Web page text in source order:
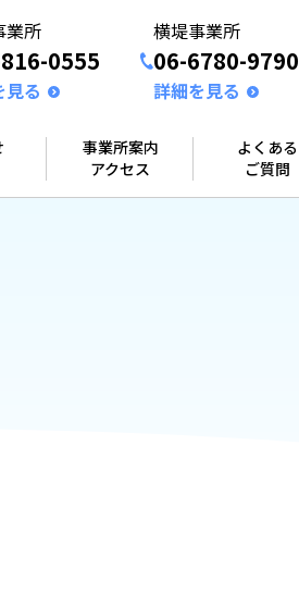
業所
0555
見る
横堤事業所
06-6780-9790
詳細を見る
事業所案内
アクセス
よくある
ご質問